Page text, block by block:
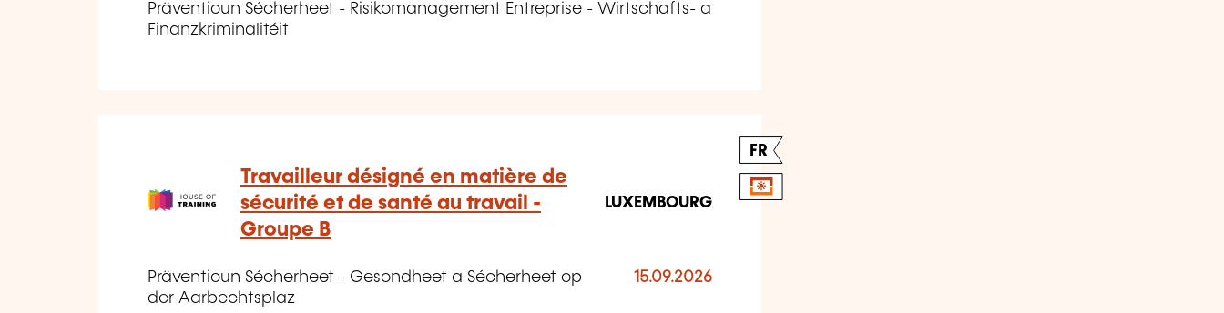
Präventioun Sécherheet - Risikomanagement Entreprise - Wirtschafts- a
Finanzkriminalitéit
FR
Travailleur désigné en matière de
sécurité et de santé au travail -
Groupe B
LUXEMBOURG
Präventioun Sécherheet - Gesondheet a Sécherheet op
der Aarbechtsplaz
15.09.2026